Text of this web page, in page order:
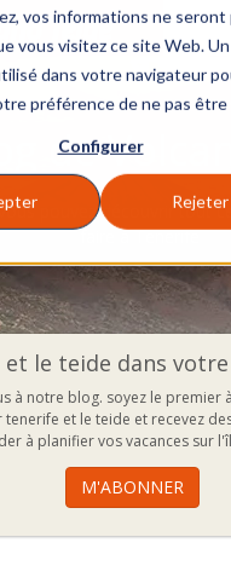
vos informations ne seront
vous visitez ce site Web.
dans votre navigateur
préférence de ne pas être
Configurer
Rejeter
de
pouvez découvrir tout
faire à Tenerife
et le teide dans
à notre blog. soyez le premier
tenerife et le teide et recevez
à planifier vos vacances sur